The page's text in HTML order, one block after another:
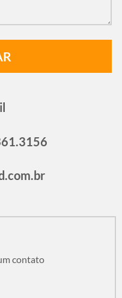
contato